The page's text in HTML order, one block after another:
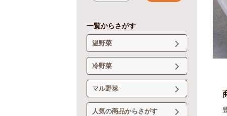
一覧からさがす
温野菜
冷野菜
マル野菜
人気の商品からさがす